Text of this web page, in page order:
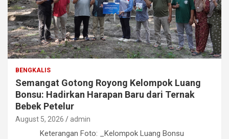
BENGKALIS
Semangat Gotong Royong Kelompok Luang
Bonsu: Hadirkan Harapan Baru dari Ternak
Bebek Petelur
August 5, 2026 admin
Keterangan Foto: _Kelompok Luang Bonsu